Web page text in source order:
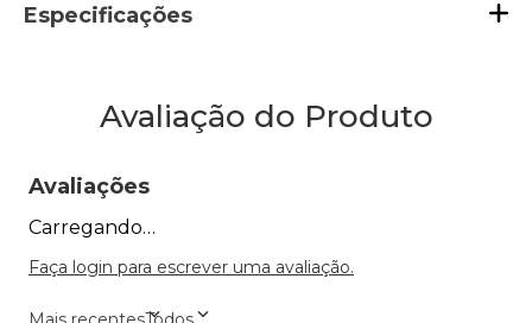
Especificações
Avaliação do Produto
Avaliações
Carregando…
Faça login para escrever uma avaliação.